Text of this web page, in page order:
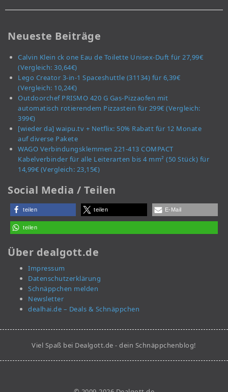
Neueste Beiträge
Calvin Klein ck one Eau de Toilette Unisex-Duft für 27,99€
(Vergleich: 30,64€)
Lego Creator 3-in-1 Spaceshuttle (31134) für 6,39€
(Vergleich: 10,24€)
Outdoorchef PRISMO 420 G Gas-Pizzaofen mit
automatisch rotierendem Pizzastein für 299€ (Vergleich:
399€)
[wieder da] waipu.tv + Netflix: 50% Rabatt für 12 Monate
auf diverse Pakete
WAGO Verbindungsklemmen 221-413 COMPACT
Kabelverbinder für alle Leiterarten bis 4 mm² (50 Stück) für
14,99€ (Vergleich: 23,15€)
Social Media / Teilen
teilen teilen E-Mail
teilen
Über dealgott.de
Impressum
Datenschutzerklärung
Schnäppchen melden
Newsletter
dealhai.de – Deals & Schnäppchen
Viel Spaß bei Dealgott.de - dein Schnäppchenblog!